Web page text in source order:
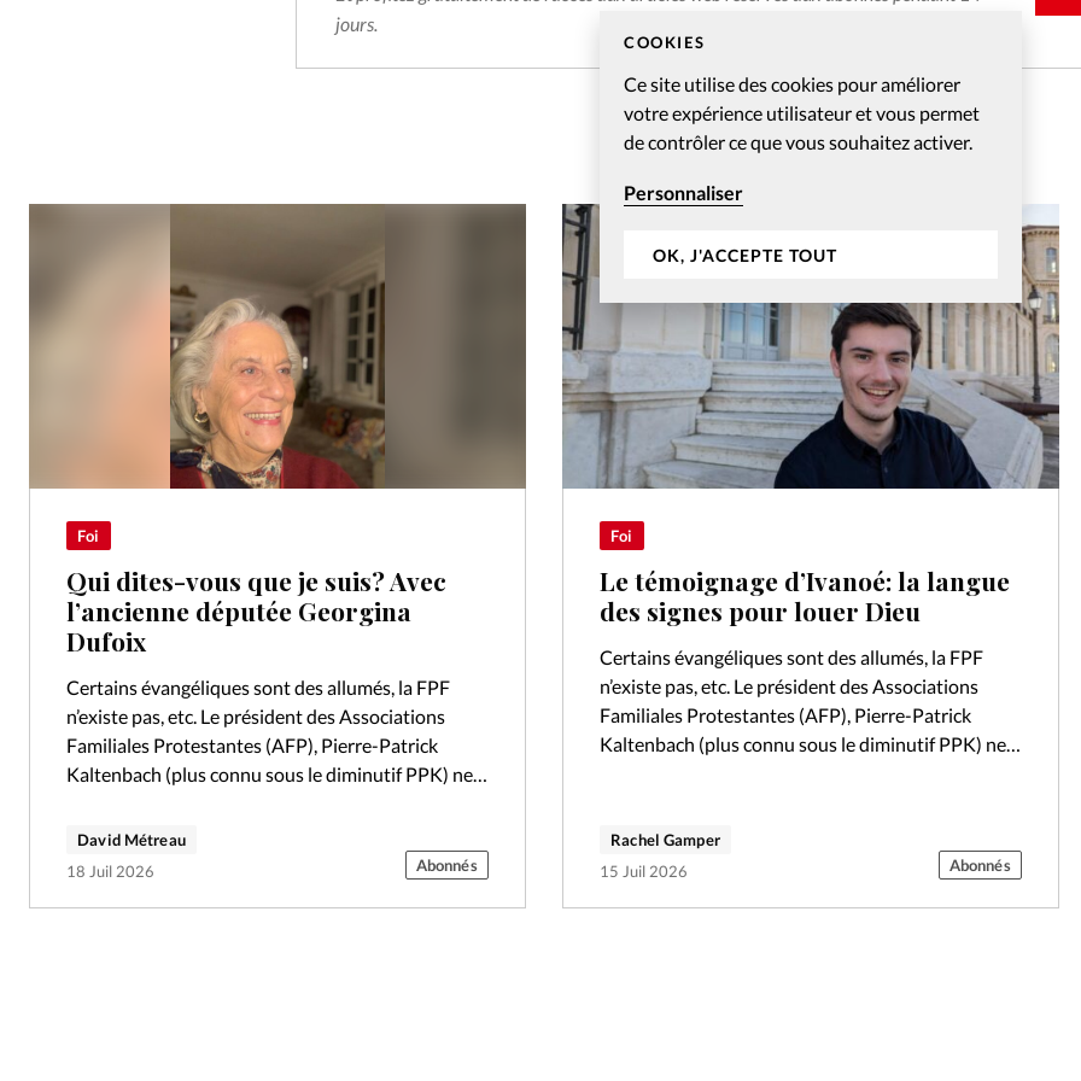
COOKIES
Ce site utilise des cookies pour améliorer
votre expérience utilisateur et vous permet
de contrôler ce que vous souhaitez activer.
Personnaliser
OK, J'ACCEPTE TOUT
jours.
Foi
Qui dites-vous que je suis? Avec
l’ancienne députée Georgina
Dufoix
Certains évangéliques sont des allumés, la FPF
n’existe pas, etc. Le président des Associations
Familiales Protestantes (AFP), Pierre-Patrick
Kaltenbach (plus connu sous le diminutif PPK) ne
David Métreau
18 Juil 2026
Abonnés
Foi
Le témoignage d’Ivanoé: la langue
des signes pour louer Dieu
Certains évangéliques sont des allumés, la FPF
n’existe pas, etc. Le président des Associations
Familiales Protestantes (AFP), Pierre-Patrick
Kaltenbach (plus connu sous le diminutif PPK) ne
Rachel Gamper
15 Juil 2026
Abonnés